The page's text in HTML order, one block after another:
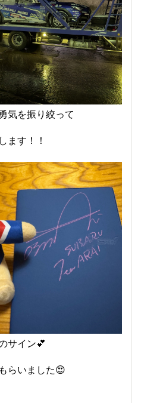
気を振り絞って
ます！！
サイン💕
らいました😍